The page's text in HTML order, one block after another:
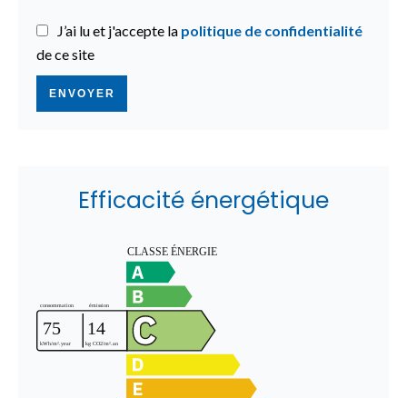
J’ai lu et j'accepte la politique de confidentialité
de ce site
ENVOYER
Efficacité énergétique